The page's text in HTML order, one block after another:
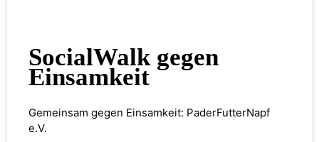
SocialWalk gegen
Einsamkeit
Gemeinsam gegen Einsamkeit: PaderFutterNapf
e.V.